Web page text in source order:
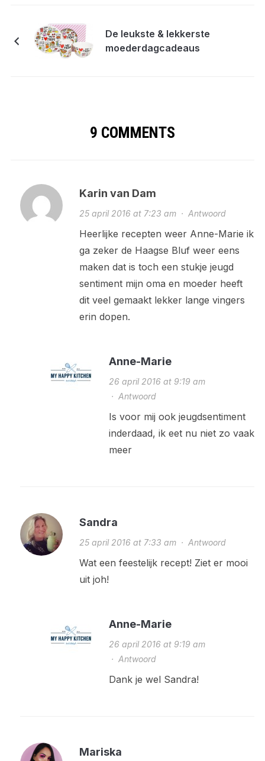
De leukste & lekkerste
moederdagcadeaus
9 COMMENTS
Karin van Dam
25 april 2016 at 7:23 am· Antwoord
Heerlijke recepten weer Anne-Marie ik
ga zeker de Haagse Bluf weer eens
maken dat is toch een stukje jeugd
sentiment mijn oma en moeder heeft
dit veel gemaakt lekker lange vingers
erin dopen.
Anne-Marie
26 april 2016 at 9:19 am
· Antwoord
Is voor mij ook jeugdsentiment
inderdaad, ik eet nu niet zo vaak
meer
Sandra
25 april 2016 at 7:33 am· Antwoord
Wat een feestelijk recept! Ziet er mooi
uit joh!
Anne-Marie
26 april 2016 at 9:19 am
· Antwoord
Dank je wel Sandra!
Mariska